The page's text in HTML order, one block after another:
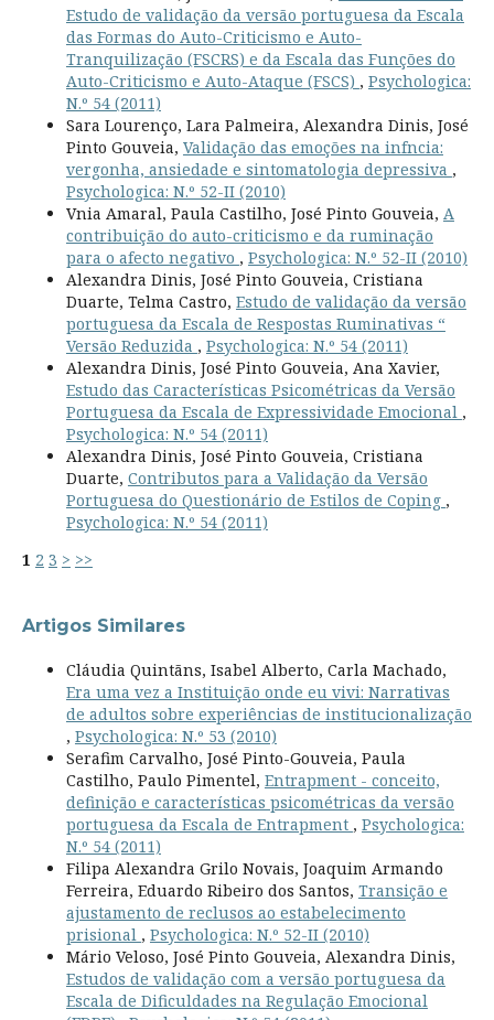
Estudo de validação da versão portuguesa da Escala
das Formas do Auto-Criticismo e Auto-
Tranquilização (FSCRS) e da Escala das Funções do
Auto-Criticismo e Auto-Ataque (FSCS) , Psychologica:
N.º 54 (2011)
Sara Lourenço, Lara Palmeira, Alexandra Dinis, José
Pinto Gouveia, Validação das emoções na infncia:
vergonha, ansiedade e sintomatologia depressiva ,
Psychologica: N.º 52-II (2010)
Vnia Amaral, Paula Castilho, José Pinto Gouveia, A
contribuição do auto-criticismo e da ruminação
para o afecto negativo , Psychologica: N.º 52-II (2010)
Alexandra Dinis, José Pinto Gouveia, Cristiana
Duarte, Telma Castro, Estudo de validação da versão
portuguesa da Escala de Respostas Ruminativas “
Versão Reduzida , Psychologica: N.º 54 (2011)
Alexandra Dinis, José Pinto Gouveia, Ana Xavier,
Estudo das Características Psicométricas da Versão
Portuguesa da Escala de Expressividade Emocional ,
Psychologica: N.º 54 (2011)
Alexandra Dinis, José Pinto Gouveia, Cristiana
Duarte, Contributos para a Validação da Versão
Portuguesa do Questionário de Estilos de Coping ,
Psychologica: N.º 54 (2011)
1 2 3 > >>
Artigos Similares
Cláudia Quintãns, Isabel Alberto, Carla Machado,
Era uma vez a Instituição onde eu vivi: Narrativas
de adultos sobre experiências de institucionalização
, Psychologica: N.º 53 (2010)
Serafim Carvalho, José Pinto-Gouveia, Paula
Castilho, Paulo Pimentel, Entrapment - conceito,
definição e características psicométricas da versão
portuguesa da Escala de Entrapment , Psychologica:
N.º 54 (2011)
Filipa Alexandra Grilo Novais, Joaquim Armando
Ferreira, Eduardo Ribeiro dos Santos, Transição e
ajustamento de reclusos ao estabelecimento
prisional , Psychologica: N.º 52-II (2010)
Mário Veloso, José Pinto Gouveia, Alexandra Dinis,
Estudos de validação com a versão portuguesa da
Escala de Dificuldades na Regulação Emocional